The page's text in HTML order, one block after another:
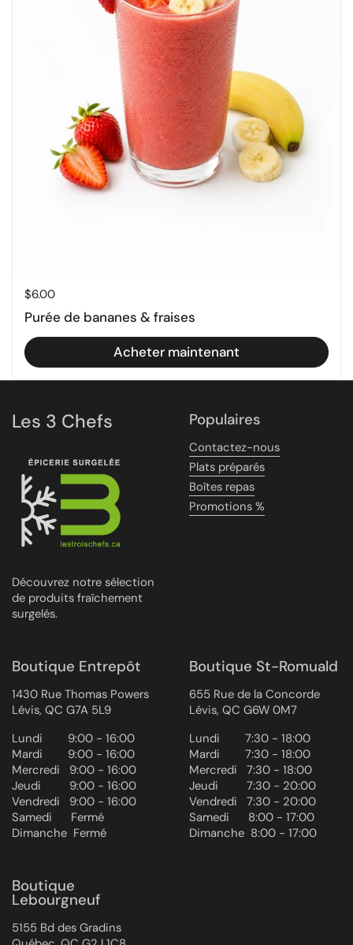
Prix régulier
$6.00
Purée de bananes & fraises
Acheter maintenant
Les 3 Chefs
Découvrez notre sélection
de produits fraîchement
surgelés.
Populaires
Contactez-nous
Plats préparés
Boîtes repas
Promotions %
Boutique Entrepôt
1430 Rue Thomas Powers
Lévis, QC G7A 5L9
Lundi ‎ ‎ ‎ ‎ ‎ ‎ ‎ 9:00 - 16:00
Mardi ‎ ‎ ‎ ‎ ‎ ‎ ‎ 9:00 - 16:00
Mercredi ‎ ‎‎ 9:00 - 16:00
Jeudi ‎ ‎ ‎ ‎ ‎ ‎ ‎ ‎ 9:00 - 16:00
Vendredi ‎ ‎ ‎9:00 - 16:00
Samedi ‎ ‎ ‎ ‎ ‎ Fermé
Dimanche ‎ Fermé
Boutique St-Romuald
655 Rue de la Concorde
Lévis, QC G6W 0M7
Lundi ‎ ‎ ‎ ‎ ‎ ‎ ‎ 7:30 - 18:00
Mardi ‎ ‎ ‎ ‎ ‎ ‎ ‎ 7:30 - 18:00
Mercredi ‎ ‎‎ 7:30 - 18:00
Jeudi ‎ ‎ ‎ ‎ ‎ ‎ ‎ ‎ 7:30 - 20:00
Vendredi ‎ ‎ ‎7:30 - 20:00
Samedi ‎ ‎ ‎ ‎ ‎ 8:00 - 17:00
Dimanche ‎ 8:00 - 17:00
Boutique
Lebourgneuf
5155 Bd des Gradins